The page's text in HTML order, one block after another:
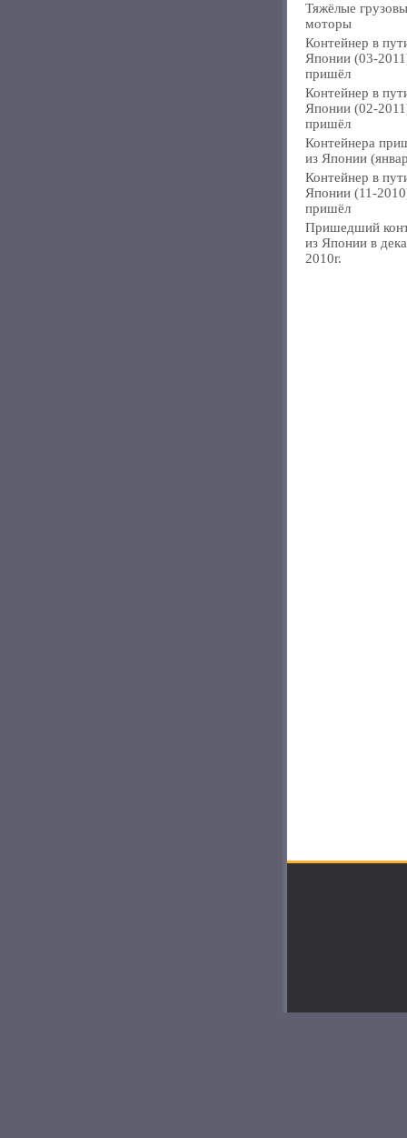
Тяжёлые
моторы
Контейнер в
Японии (03-
пришёл
Контейнер в
Японии (02-
пришёл
Контейнера
из Японии
Контейнер в
Японии (11-
пришёл
Пришедший
из Японии в
2010г.